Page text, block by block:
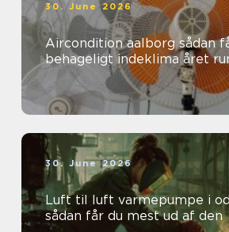
30. June 2026
Aircondition aalborg sådan får du et
behageligt indeklima året
30. June 2026
Luft til luft varmepumpe i
sådan får du mest ud af den